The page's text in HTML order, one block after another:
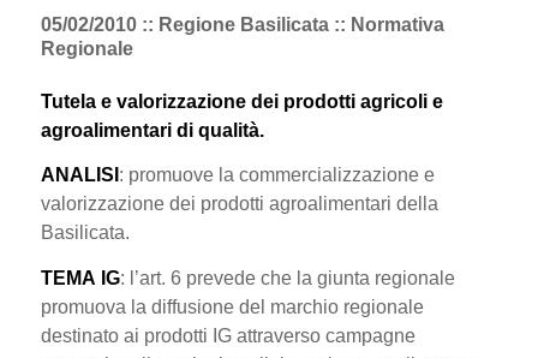
05/02/2010 :: Regione Basilicata :: Normativa
Regionale
Tutela e valorizzazione dei prodotti agricoli e
agroalimentari di qualità.
ANALISI : promuove la commercializzazione e
valorizzazione dei prodotti agroalimentari della
Basilicata.
TEMA IG: l’art. 6 prevede che la giunta regionale
promuova la diffusione del marchio regionale
destinato ai prodotti IG attraverso campagne